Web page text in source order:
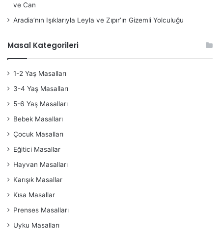
ve Can
Aradia’nın Işıklarıyla Leyla ve Zıpır’ın Gizemli Yolculuğu
Masal Kategorileri
1-2 Yaş Masalları
3-4 Yaş Masalları
5-6 Yaş Masalları
Bebek Masalları
Çocuk Masalları
Eğitici Masallar
Hayvan Masalları
Karışık Masallar
Kısa Masallar
Prenses Masalları
Uyku Masalları